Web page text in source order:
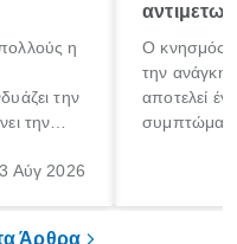
η
την
την
Αύγ 2026
Ο κνησμός
την ανάγκη
αποτελεί
Άρθρα